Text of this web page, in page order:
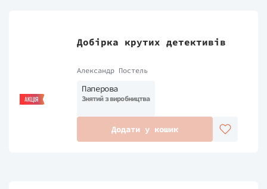
АКЦІЯ
Добірка крутих детективів
Александр Постель
Паперова
Знятий з виробництва
Додати у кошик